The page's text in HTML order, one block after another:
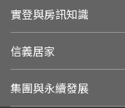
實登與房訊知識
信義居家
集團與永續發展